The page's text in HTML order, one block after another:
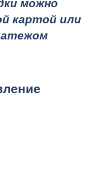
можно
картой или